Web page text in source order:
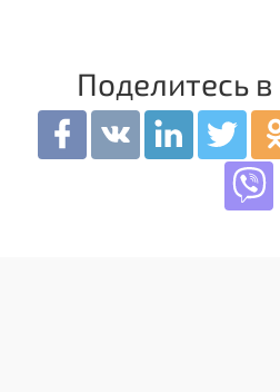
Поделитесь в